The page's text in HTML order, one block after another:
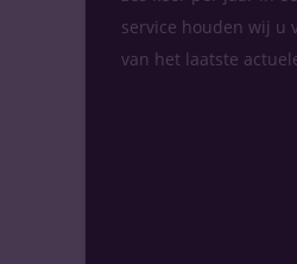
service houden wij u
van het laatste